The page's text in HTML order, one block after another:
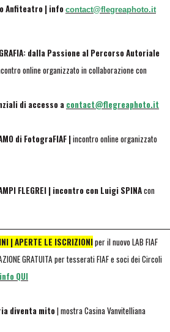
Anfiteatro | info contact@flegreaphoto.it
dalla Passione al Percorso Autoriale
online organizzato in collaborazione con
di accesso a contact@flegreaphoto.it
di FotograFIAF |incontro online organizzato
FLEGREI | incontro con Luigi SPINAcon
|APERTE LE ISCRIZIONIper il nuovo LAB FIAF
GRATUITA per tesserati FIAF e soci dei Circoli
QUI
diventa mito| mostra Casina Vanvitelliana